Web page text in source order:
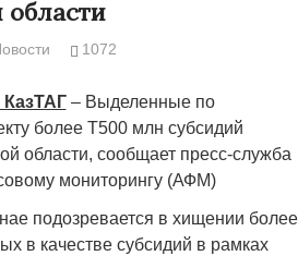
области
1072
КазТАГ– Выделенные по
более Т500 млн субсидий
области, сообщает пресс-служба
мониторингу (АФМ)
подозревается в хищении более
в качестве субсидий в рамках